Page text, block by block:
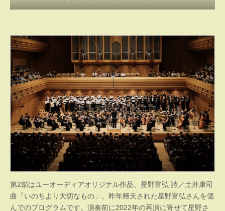
第2部はユーオーディアオリジナル作品、星野富弘 詩／土井康司
曲「いのちより大切なもの」。昨年帰天された星野富弘さんを偲
んでのプログラムです。演奏前に2022年の再演に寄せて星野さ